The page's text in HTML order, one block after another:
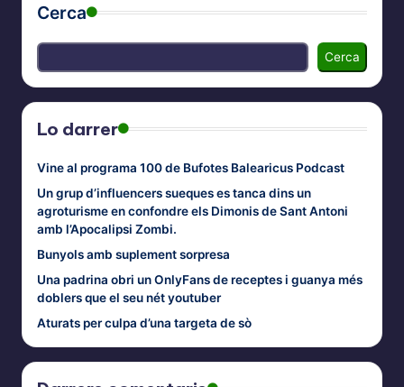
Cerca
Cerca
Lo darrer
Vine al programa 100 de Bufotes Balearicus Podcast
Un grup d’influencers sueques es tanca dins un
agroturisme en confondre els Dimonis de Sant Antoni
amb l’Apocalipsi Zombi.
Bunyols amb suplement sorpresa
Una padrina obri un OnlyFans de receptes i guanya més
doblers que el seu nét youtuber
Aturats per culpa d’una targeta de sò